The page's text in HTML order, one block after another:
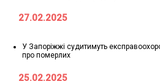
27.02.2025
У Запоріжжі судитимуть
про померлих
25.02.2025